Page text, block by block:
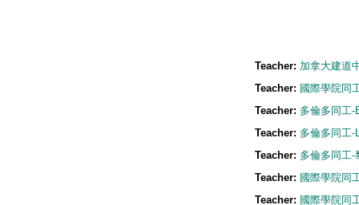
Teacher: 加拿大建道
Teacher: 國際學院同
Teacher: 多倫多同工-
Teacher: 多倫多同工-
Teacher: 多倫多同工-
Teacher: 國際學院同
Teacher: 國際學院同